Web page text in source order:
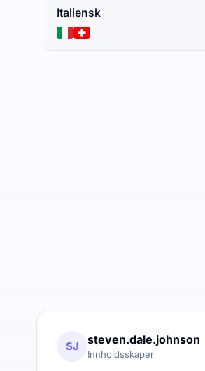
Italiensk
SJ steven.dale.johnson
Innholdsskaper